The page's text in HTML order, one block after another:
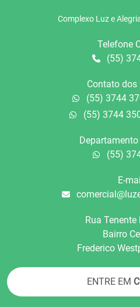
Complexo Luz e
Telefone
(55)
Contato dos
(55) 3744
(55) 3744
(55)
E-
Rua Tenente
Bairro
Frederico
ENTRE EM